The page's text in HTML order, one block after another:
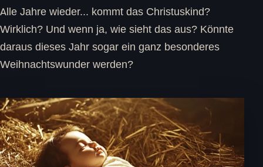
Alle Jahre wieder... kommt das Christuskind?
Wirklich? Und wenn ja, wie sieht das aus? Könnte
daraus dieses Jahr sogar ein ganz besonderes
Weihnachtswunder werden?